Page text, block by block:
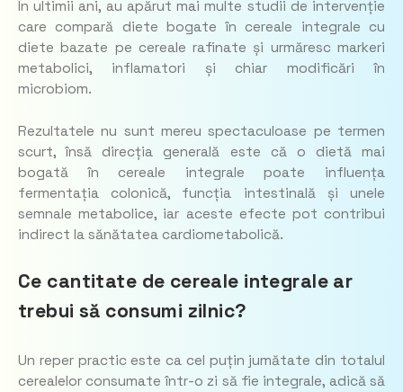
În ultimii ani, au apărut mai multe studii de intervenție
care compară diete bogate în cereale integrale cu
diete bazate pe cereale rafinate și urmăresc markeri
metabolici, inflamatori și chiar modificări în
microbiom.
Rezultatele nu sunt mereu spectaculoase pe termen
scurt, însă direcția generală este că o dietă mai
bogată în cereale integrale poate influența
fermentația colonică, funcția intestinală și unele
semnale metabolice, iar aceste efecte pot contribui
indirect la sănătatea cardiometabolică.
Ce cantitate de cereale integrale ar
trebui să consumi zilnic?
Un reper practic este ca cel puțin jumătate din totalul
cerealelor consumate într-o zi să fie integrale, adică să